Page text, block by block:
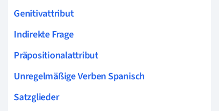
Genitivattribut
Indirekte Frage
Präpositionalattribut
Unregelmäßige Verben Spanisch
Satzglieder